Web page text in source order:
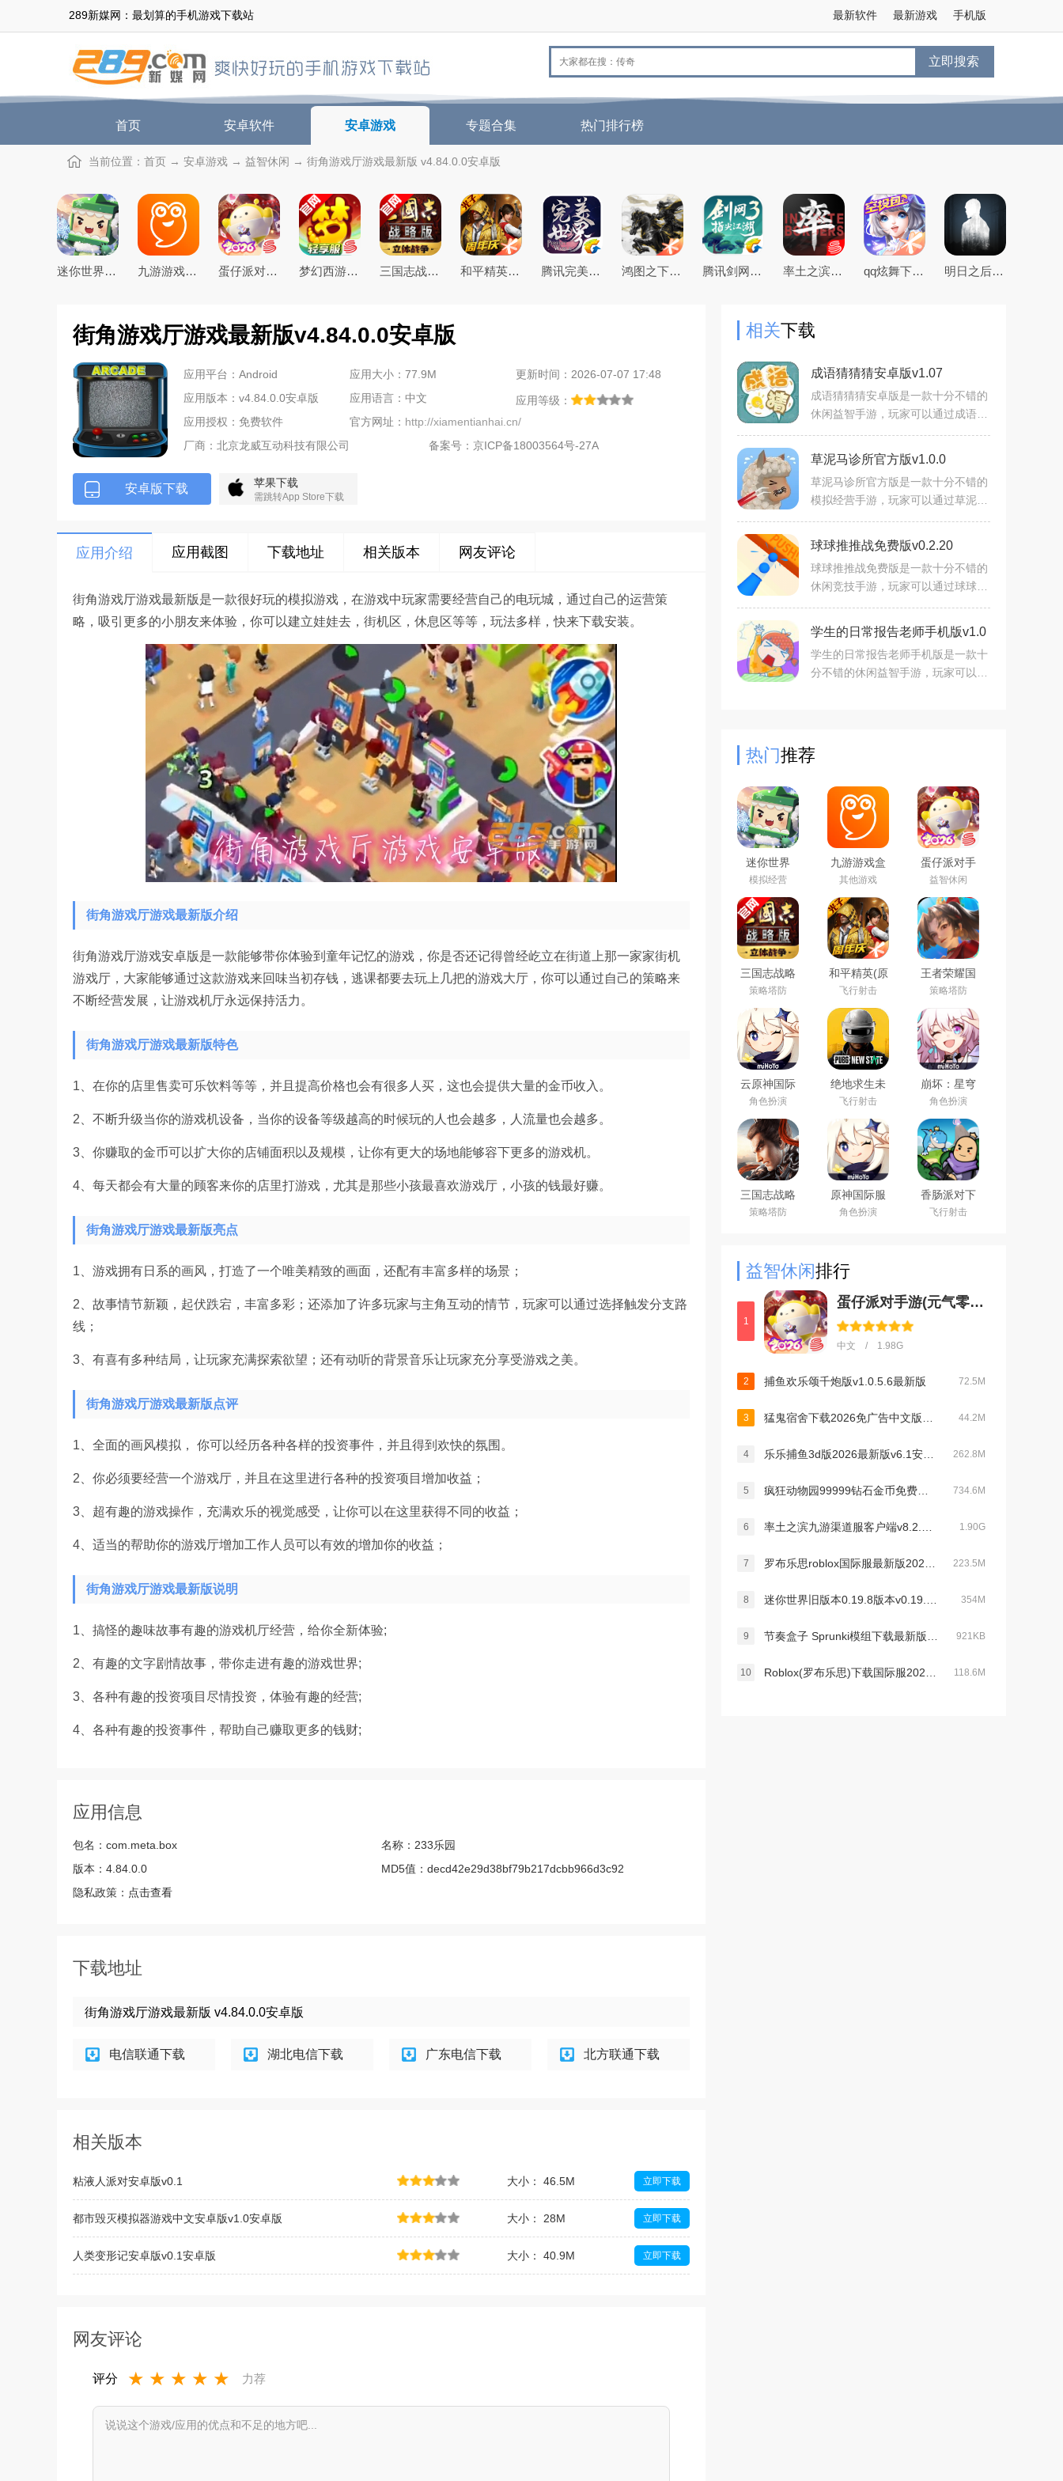
289新媒网：最划算的手机游戏下载站 手机版
最新游戏
最新软件
立即搜索
首页 安卓软件 安卓游戏 专题合集 热门排行榜
当前位置： 首页 → 安卓游戏 → 益智休闲 → 街角游戏厅游戏最新版 v4.84.0.0安卓版
迷你世界2026最新官方版 九游游戏盒子app2026最新版 蛋仔派对手游(元气零食季)下载官方正版 梦幻西游手游下载2026最新版 三国志战略版2026官方最新版 和平精英(原刺激战场)官方最新版 腾讯完美世界手游 鸿图之下腾讯游戏正式版 腾讯剑网3指尖江湖手游 率土之滨手游下载2026最新版本 qq炫舞下载2026最新版 明日之后官方手游版
街角游戏厅游戏最新版v4.84.0.0安卓版
应用平台：Android 应用大小：77.9M
更新时间：2026-07-07 17:48
应用版本：v4.84.0.0安卓版
应用语言：中文
应用等级：
应用授权：免费软件
官方网址： http://xiamentianhai.cn/
厂商： 北京龙威互动科技有限公司 备案号： 京ICP备18003564号-27A
安卓版下载 苹果下载
需跳转App Store下载
应用介绍 应用截图 下载地址 相关版本 网友评论
街角游戏厅游戏最新版是一款很好玩的模拟游戏，在游戏中玩家需要经营自己的电玩城，通过自己的运营策
略，吸引更多的小朋友来体验，你可以建立娃娃去，街机区，休息区等等，玩法多样，快来下载安装。
街角游戏厅游戏最新版介绍
街角游戏厅游戏安卓版是一款能够带你体验到童年记忆的游戏，你是否还记得曾经屹立在街道上那一家家街机
游戏厅，大家能够通过这款游戏来回味当初存钱，逃课都要去玩上几把的游戏大厅，你可以通过自己的策略来
不断经营发展，让游戏机厅永远保持活力。
街角游戏厅游戏最新版特色
1、在你的店里售卖可乐饮料等等，并且提高价格也会有很多人买，这也会提供大量的金币收入。
2、不断升级当你的游戏机设备，当你的设备等级越高的时候玩的人也会越多，人流量也会越多。
3、你赚取的金币可以扩大你的店铺面积以及规模，让你有更大的场地能够容下更多的游戏机。
4、每天都会有大量的顾客来你的店里打游戏，尤其是那些小孩最喜欢游戏厅，小孩的钱最好赚。
街角游戏厅游戏最新版亮点
1、游戏拥有日系的画风，打造了一个唯美精致的画面，还配有丰富多样的场景；
2、故事情节新颖，起伏跌宕，丰富多彩；还添加了许多玩家与主角互动的情节，玩家可以通过选择触发分支路
线；
3、有喜有多种结局，让玩家充满探索欲望；还有动听的背景音乐让玩家充分享受游戏之美。
街角游戏厅游戏最新版点评
1、全面的画风模拟， 你可以经历各种各样的投资事件，并且得到欢快的氛围。
2、你必须要经营一个游戏厅，并且在这里进行各种的投资项目增加收益；
3、超有趣的游戏操作，充满欢乐的视觉感受，让你可以在这里获得不同的收益；
4、适当的帮助你的游戏厅增加工作人员可以有效的增加你的收益；
街角游戏厅游戏最新版说明
1、搞怪的趣味故事有趣的游戏机厅经营，给你全新体验;
2、有趣的文字剧情故事，带你走进有趣的游戏世界;
3、各种有趣的投资项目尽情投资，体验有趣的经营;
4、各种有趣的投资事件，帮助自己赚取更多的钱财;
应用信息
包名： com.meta.box 名称： 233乐园
版本： 4.84.0.0 MD5值： decd42e29d38bf79b217dcbb966d3c92
隐私政策： 点击查看
下载地址
街角游戏厅游戏最新版 v4.84.0.0安卓版
电信联通下载 湖北电信下载 广东电信下载 北方联通下载
相关版本
粘液人派对安卓版v0.1 大小： 46.5M 立即下载
都市毁灭模拟器游戏中文安卓版v1.0安卓版 大小： 28M 立即下载
人类变形记安卓版v0.1安卓版 大小： 40.9M 立即下载
网友评论
评分 ★ ★ ★ ★ ★ 力荐
相关下载
成语猜猜猜安卓版v1.07
成语猜猜猜安卓版是一款十分不错的
休闲益智手游，玩家可以通过成语猜
语填在空格中，无论是简单的勾勒还
是生动的素描，都会让你
草泥马诊所官方版v1.0.0
草泥马诊所官方版是一款十分不错的
模拟经营手游，玩家可以通过草泥马
种不同病情的小动物，根据他们的描
述以及游戏的提升来为他
球球推推战免费版v0.2.20
球球推推战免费版是一款十分不错的
休闲竞技手游，玩家可以通过球球推
程中去收集更多的小球，多种不同模
式，自由选择体验，带给你
学生的日常报告老师手机版v1.0
学生的日常报告老师手机版是一款十
分不错的休闲益智手游，玩家可以通
热门推荐
迷你世界
2026最新官
方版
模拟经营
九游游戏盒
子app2026
最新版
其他游戏
蛋仔派对手
游(元气零食
季)下载官方
正版
益智休闲
三国志战略
版2026官方
最新版
策略塔防
和平精英(原
刺激战场)官
方最新版
飞行射击
王者荣耀国
际服下载
2026官方手
机版
（Honor of
Kings）
策略塔防
云原神国际
版app下载
2026最新版
角色扮演
绝地求生未
来之役手游
国际服下载
正版
飞行射击
崩坏：星穹
铁道官方手
游下载安卓
最新版
角色扮演
三国志战略
版安卓灵犀
客户端3D最
策略塔防
原神国际服
(Genshin
Impact)下载
角色扮演
香肠派对下
载2026最新
版
飞行射击
益智休闲排行
1
蛋仔派对手游(元气零食季)下载官方正版v1.0.270官方版
中文 / 1.98G
2 捕鱼欢乐颂千炮版v1.0.5.6最新版 72.5M
3 44.2M
4 262.8M
5 734.6M
6 1.90G
7 223.5M
8 354M
9 921KB
10 118.6M